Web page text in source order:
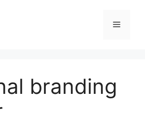
branding